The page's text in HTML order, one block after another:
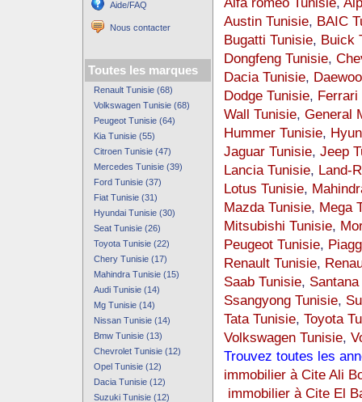
Aide/FAQ
Nous contacter
Toutes les marques
Renault Tunisie (68)
Volkswagen Tunisie (68)
Peugeot Tunisie (64)
Kia Tunisie (55)
Citroen Tunisie (47)
Mercedes Tunisie (39)
Ford Tunisie (37)
Fiat Tunisie (31)
Hyundai Tunisie (30)
Seat Tunisie (26)
Toyota Tunisie (22)
Chery Tunisie (17)
Mahindra Tunisie (15)
Audi Tunisie (14)
Mg Tunisie (14)
Nissan Tunisie (14)
Bmw Tunisie (13)
Chevrolet Tunisie (12)
Opel Tunisie (12)
Dacia Tunisie (12)
Suzuki Tunisie (12)
Austin Tunisie, BAIC
Bugatti Tunisie, Buick
Dongfeng Tunisie,
Dacia Tunisie,
Dodge Tunisie, Ferrari
Wall Tunisie, General
Hummer Tunisie,
Jaguar Tunisie, Jeep
Lancia Tunisie, Land-
Lotus Tunisie,
Mazda Tunisie, Mega
Mitsubishi Tunisie,
Peugeot Tunisie,
Renault Tunisie,
Saab Tunisie,
Ssangyong Tunisie,
Tata Tunisie, Toyota
Volkswagen Tunisie,
Trouvez toutes les
immobilier à Cite Ali
immobilier à Cite El